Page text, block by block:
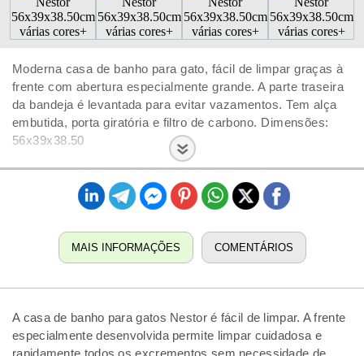
Moderna casa de banho para gato, fácil de limpar graças à
frente com abertura especialmente grande. A parte traseira
da bandeja é levantada para evitar vazamentos. Tem alça
embutida, porta giratória e filtro de carbono. Dimensões:
56x39x38.50
MAIS INFORMAÇÕES COMENTÁRIOS
A casa de banho para gatos Nestor é fácil de limpar. A frente
especialmente desenvolvida permite limpar cuidadosa e
rapidamente todos os excrementos sem necessidade de